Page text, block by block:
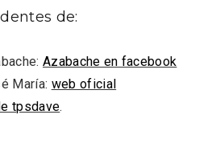
de:
Azabache en facebook
María: web oficial
tpsdave.